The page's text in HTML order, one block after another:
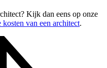
Kijk dan eens op onze
kosten van een architect.